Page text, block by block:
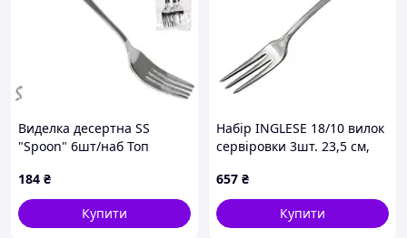
Виделка десертна SS
"Spoon" 6шт/наб Топ
184 ₴
Купити
Набір INGLESE 18/10 вилок
сервіровки 3шт. 23,5 см,
MAZHURA
657 ₴
Купити